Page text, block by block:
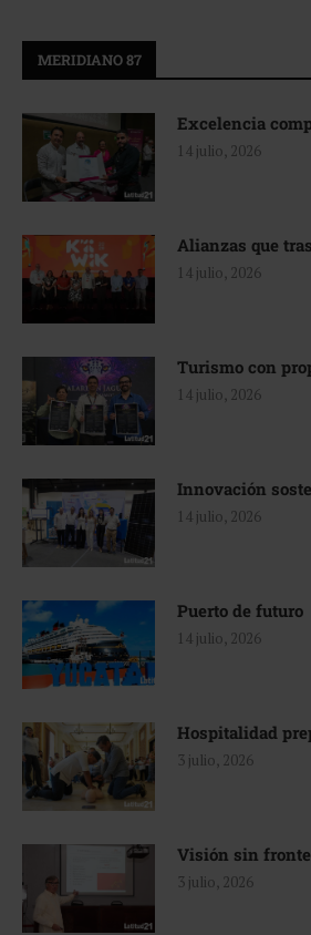
MERIDIANO 87
Excelencia
14 julio, 2026
Alianzas que
14 julio, 2026
Turismo con
14 julio, 2026
Innovación
14 julio, 2026
Puerto de futuro
14 julio, 2026
Hospitalidad
3 julio, 2026
Visión sin
3 julio, 2026